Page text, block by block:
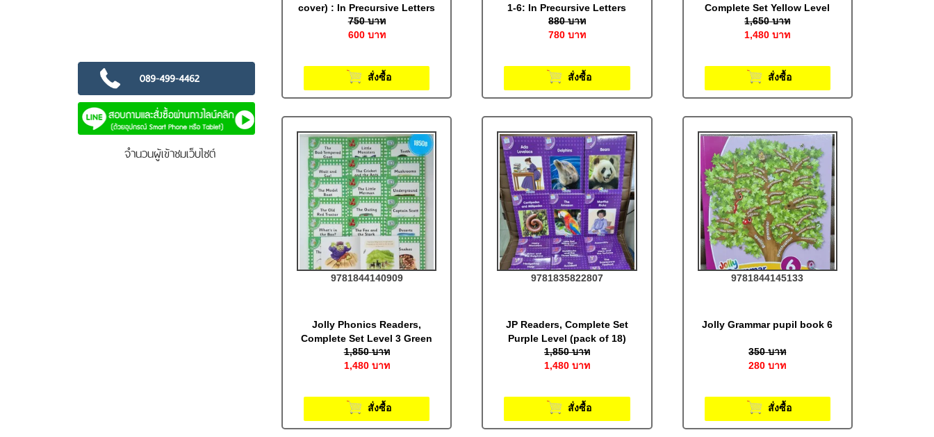
จำนวนผู้เข้าชมเว็บไซต์
cover) : In Precursive Letters
750 บาท
600 บาท
สั่งซื้อ
1-6: In Precursive Letters
880 บาท
780 บาท
สั่งซื้อ
Complete Set Yellow Level
(pack of 18)
1,650 บาท
1,480บาท
สั่งซื้อ
9781844140909
Jolly Phonics Readers,
Complete Set Level 3 Green
1,850 บาท
1,480 บาท
สั่งซื้อ
9781835822807
JP Readers, Complete Set
Purple Level (pack of 18)
1,850 บาท
1,480 บาท
สั่งซื้อ
9781844145133
Jolly Grammar pupil book 6
350 บาท
280บาท
สั่งซื้อ